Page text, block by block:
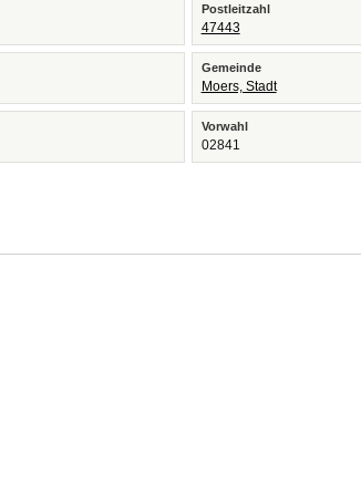
Postleitzahl
47443
Gemeinde
Moers, Stadt
Vorwahl
02841